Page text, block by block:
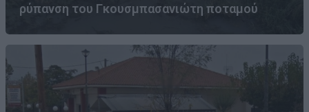
ρύπανση του Γκουσμπασανιώτη ποταμού